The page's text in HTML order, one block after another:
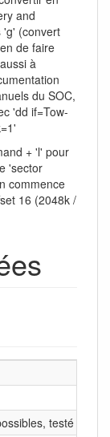
and
'g' (convert
de faire
à
du SOC,
'dd if=Tow-
+ 'l' pour
'sector
commence
16 (2048k /
testé en